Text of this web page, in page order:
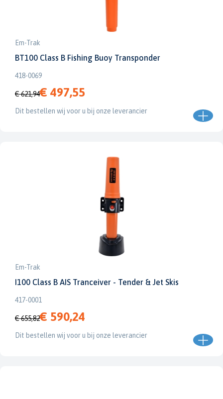
Em-Trak
BT100 Class B Fishing Buoy Transponder
418-0069
€ 621,94€ 497,55
Dit bestellen wij voor u bij onze leverancier
Em-Trak
I100 Class B AIS Tranceiver - Tender & Jet Skis
417-0001
€ 655,82€ 590,24
Dit bestellen wij voor u bij onze leverancier